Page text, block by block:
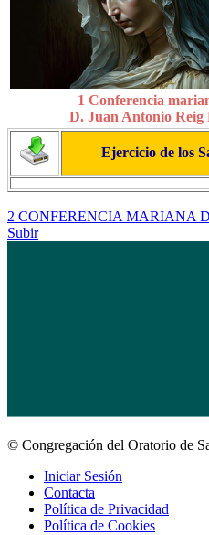
1 Conferencia
D. Juan Antonio Reig
Ejercicio de los
2 CONFERENCIA MARIANA
Subir
© Congregación del Oratorio de
Iniciar Sesión
Contacta
Política de Privacidad
Política de Cookies